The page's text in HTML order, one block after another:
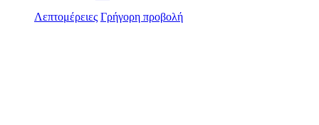
Λεπτομέρειες Γρήγορη προβολή